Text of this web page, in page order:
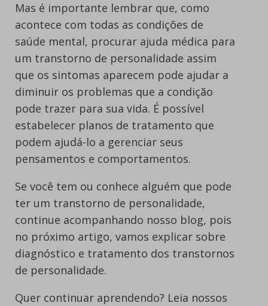
Mas é importante lembrar que, como
acontece com todas as condições de
saúde mental, procurar ajuda médica para
um transtorno de personalidade assim
que os sintomas aparecem pode ajudar a
diminuir os problemas que a condição
pode trazer para sua vida. É possível
estabelecer planos de tratamento que
podem ajudá-lo a gerenciar seus
pensamentos e comportamentos.
Se você tem ou conhece alguém que pode
ter um transtorno de personalidade,
continue acompanhando nosso blog, pois
no próximo artigo, vamos explicar sobre
diagnóstico e tratamento dos transtornos
de personalidade.
Quer continuar aprendendo? Leia nossos